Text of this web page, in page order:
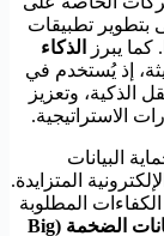
بتطوير تطبيقات
يبرز
الذكاء
إذ يُستخدم في
الذكية، وتعزيز
الاستراتيجية.
البيانات
المتزايدة.
المطلوبة
تحليل البيانات الضخمة (Big